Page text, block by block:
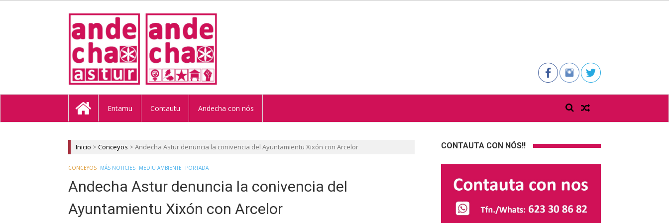
ANDECHA ASTUR
Entamu Contautu Andecha con nós
Inicio > Conceyos > Andecha Astur denuncia la conivencia del Ayuntamientu Xixón con Arcelor
CONCEYOS MÁS NOTICIES MEDIU AMBIENTE PORTADA
Andecha Astur denuncia la conivencia del
Ayuntamientu Xixón con Arcelor
CONTAUTA CON NÓS!!